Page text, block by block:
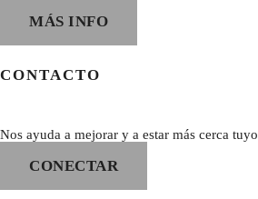
MÁS INFO
CONTACTO
Nos ayuda a mejorar y a estar más cerca tuyo
CONECTAR